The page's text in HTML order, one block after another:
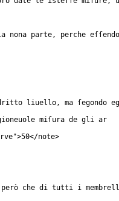
parte, perche
liuello, ma ſegondo
miſura de gli ar
">50</note>
che di tutti i